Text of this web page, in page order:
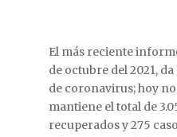
El más reciente
de octubre del 2021,
de coronavirus; hoy
mantiene el total de
recuperados y 275